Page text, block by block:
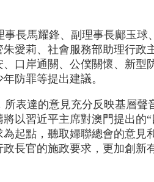
長馬耀鋒、副理事長鄺玉球
愛莉、社會服務部助理行政
口岸通關、公僕關懷、新型
防罪等提出建議。
表達的意見充分反映基層聲
以習近平主席對澳門提出的
起點，聽取婦聯總會的意見
長官的施政要求，更加創新